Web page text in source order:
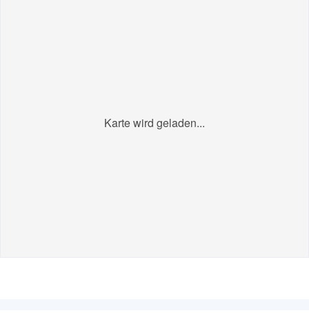
Karte wird geladen...